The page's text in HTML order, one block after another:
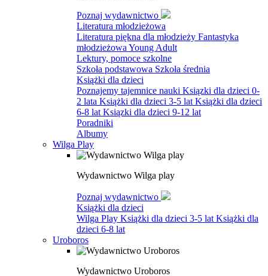
Poznaj wydawnictwo
Literatura młodzieżowa
Literatura piękna dla młodzieży Fantastyka
młodzieżowa Young Adult
Lektury, pomoce szkolne
Szkoła podstawowa Szkoła średnia
Książki dla dzieci
Poznajemy tajemnice nauki Ksiązki dla dzieci 0-
2 lata Książki dla dzieci 3-5 lat Książki dla dzieci
6-8 lat Ksiązki dla dzieci 9-12 lat
Poradniki
Albumy
Wilga Play
Wydawnictwo Wilga play
Poznaj wydawnictwo
Książki dla dzieci
Wilga Play Książki dla dzieci 3-5 lat Książki dla
dzieci 6-8 lat
Uroboros
Wydawnictwo Uroboros